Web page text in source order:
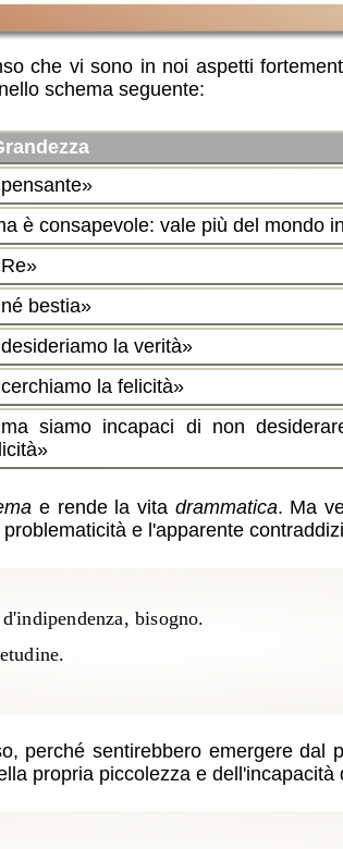
che vi sono in noi aspetti
schema seguente:
pensante
è consapevole: vale più del mondo
Re
né bestia
desideriamo la verità
cerchiamo la felicità
ma siamo incapaci di non
e rende la vita drammatica. Ma
e l'apparente
bisogno.
perché sentirebbero emergere dal
propria piccolezza e